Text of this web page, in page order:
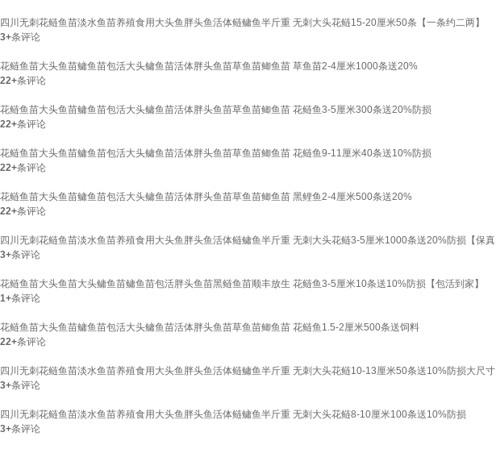
四川无刺花鲢鱼苗淡水鱼苗养殖食用大头鱼胖头鱼活体鲢鳙鱼半斤重 无刺大头花鲢15-20厘米50条【一条约二两】
3+条评论
花鲢鱼苗大头鱼苗鳙鱼苗包活大头鳙鱼苗活体胖头鱼苗草鱼苗鲫鱼苗 草鱼苗2-4厘米1000条送20%
22+条评论
花鲢鱼苗大头鱼苗鳙鱼苗包活大头鳙鱼苗活体胖头鱼苗草鱼苗鲫鱼苗 花鲢鱼3-5厘米300条送20%防损
22+条评论
花鲢鱼苗大头鱼苗鳙鱼苗包活大头鳙鱼苗活体胖头鱼苗草鱼苗鲫鱼苗 花鲢鱼9-11厘米40条送10%防损
22+条评论
花鲢鱼苗大头鱼苗鳙鱼苗包活大头鳙鱼苗活体胖头鱼苗草鱼苗鲫鱼苗 黑鲤鱼2-4厘米500条送20%
22+条评论
四川无刺花鲢鱼苗淡水鱼苗养殖食用大头鱼胖头鱼活体鲢鳙鱼半斤重 无刺大头花鲢3-5厘米1000条送20%防损【保真
3+条评论
花鲢鱼苗大头鱼苗大头鳙鱼苗鳙鱼苗包活胖头鱼苗黑鲢鱼苗顺丰放生 花鲢鱼3-5厘米10条送10%防损【包活到家】
1+条评论
花鲢鱼苗大头鱼苗鳙鱼苗包活大头鳙鱼苗活体胖头鱼苗草鱼苗鲫鱼苗 花鲢鱼1.5-2厘米500条送饲料
22+条评论
四川无刺花鲢鱼苗淡水鱼苗养殖食用大头鱼胖头鱼活体鲢鳙鱼半斤重 无刺大头花鲢10-13厘米50条送10%防损大尺寸
3+条评论
四川无刺花鲢鱼苗淡水鱼苗养殖食用大头鱼胖头鱼活体鲢鳙鱼半斤重 无刺大头花鲢8-10厘米100条送10%防损
3+条评论